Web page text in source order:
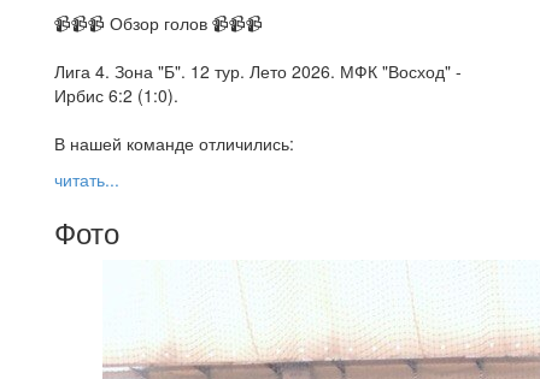
📹📹📹 Обзор голов 📹📹📹
Лига 4. Зона "Б". 12 тур. Лето 2026. МФК "Восход" -
Ирбис 6:2 (1:0).
В нашей команде отличились:
читать...
Фото